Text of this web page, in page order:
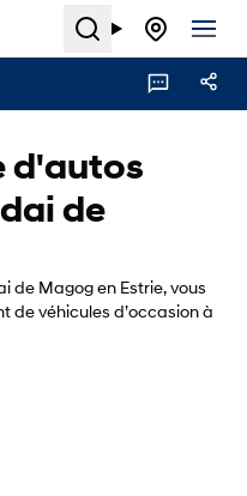
Search
d'autos
de
de Magog en Estrie, vous
de véhicules d’occasion à